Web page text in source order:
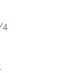
4